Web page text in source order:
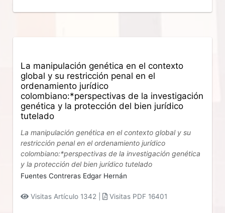
La manipulación genética en el contexto
global y su restricción penal en el
ordenamiento jurídico
colombiano:*perspectivas de la investigación
genética y la protección del bien jurídico
tutelado
La manipulación genética en el contexto global y su
restricción penal en el ordenamiento jurídico
colombiano:*perspectivas de la investigación genética
y la protección del bien jurídico tutelado
Fuentes Contreras Edgar Hernán
Visitas Artículo 1342 | Visitas PDF 16401